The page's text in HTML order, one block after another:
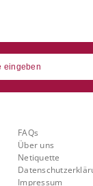
FAQs
Über uns
Netiquette
Impressum